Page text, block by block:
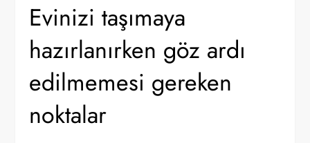
Evinizi taşımaya
hazırlanırken göz ardı
edilmemesi gereken
noktalar